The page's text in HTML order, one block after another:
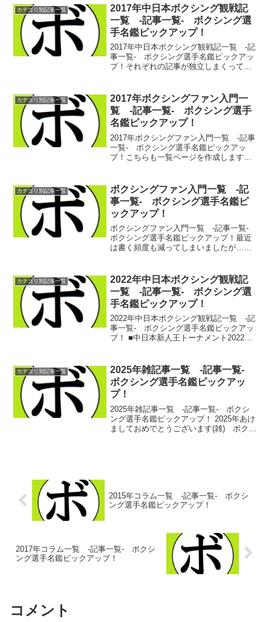
遠) ボクシング選手名鑑ピックアッ
プ！ ...
カテゴリ別記事一覧
2017年中日本ボクシング観戦記
一覧 -記事一覧- ボクシング選
手名鑑ピックアップ！
2017年中日本ボクシング観戦記一覧 -記
事一覧- ボクシング選手名鑑ピックアッ
プ！それぞれの記事が独立しまくってし
グ観戦記。過去記事など、こちらからど
うぞ。■20...
カテゴリ別記事一覧
2017年ボクシングファン入門一
覧 -記事一覧- ボクシング選手
名鑑ピックアップ！
2017年ボクシングファン入門一覧 -記事
一覧- ボクシング選手名鑑ピックアッ
プ！こちらも一覧ページを作成します。
仕組み(解説) ボクシング選手名鑑ピック
アップ！ 20...
カテゴリ別記事一覧
ボクシングファン入門一覧 -記
事一覧- ボクシング選手名鑑ピ
ックアップ！
ボクシングファン入門一覧 -記事一覧-
ボクシング選手名鑑ピックアップ！最近
は書く頻度も減ってしまいましたが…
プ！2016年ボクシングファン入門一覧 -
記事一覧-...
カテゴリ別記事一覧
2022年中日本ボクシング観戦記
一覧 -記事一覧- ボクシング選
手名鑑ピックアップ！
2022年中日本ボクシング観戦記一覧 -記
事一覧- ボクシング選手名鑑ピックアッ
プ！ ■中日本新人王トーナメント2022年
名鑑ピックアップ！ 2022/02/17202...
カテゴリ別記事一覧
2025年雑記事一覧 -記事一覧-
ボクシング選手名鑑ピックアッ
プ！
2025年雑記事一覧 -記事一覧- ボクシ
ング選手名鑑ピックアップ！ 2025年あけ
ましておめでとうございます(雑) ボクシ
2015年コラム一覧 -記事一覧- ボクシ
ング選手名鑑ピックアップ！
2017年コラム一覧 -記事一覧- ボクシ
ング選手名鑑ピックアップ！
コメント